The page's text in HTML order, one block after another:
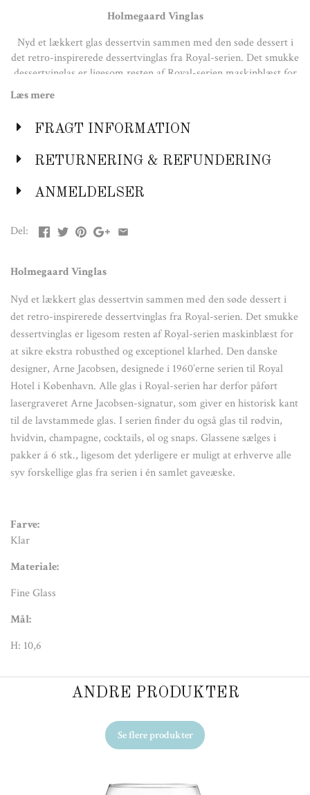
Holmegaard Vinglas
Nyd et lækkert glas dessertvin sammen med den søde dessert i
det retro-inspirerede dessertvinglas fra Royal-serien. Det smukke
dessertvinglas er ligesom resten af Royal-serien maskinblæst for
Hotel i København. Alle glas i Royal-serien har derfor påført
lasergraveret Arne Jacobsen-signatur, som giver en historisk kant
hvidvin, champagne, cocktails, øl og snaps. Glassene sælges i
syv forskellige glas fra serien i én samlet gaveæske.
Fine Glass
Mål:
H: 10,6
Læs mere
FRAGT INFORMATION
RETURNERING & REFUNDERING
ANMELDELSER
Del:
Holmegaard Vinglas
Nyd et lækkert glas dessertvin sammen med den søde dessert i
det retro-inspirerede dessertvinglas fra Royal-serien. Det smukke
dessertvinglas er ligesom resten af Royal-serien maskinblæst for
at sikre ekstra robusthed og exceptionel klarhed. Den danske
designer, Arne Jacobsen, designede i 1960’erne serien til Royal
Hotel i København. Alle glas i Royal-serien har derfor påført
lasergraveret Arne Jacobsen-signatur, som giver en historisk kant
til de lavstammede glas. I serien finder du også glas til rødvin,
hvidvin, champagne, cocktails, øl og snaps. Glassene sælges i
pakker á 6 stk., ligesom det yderligere er muligt at erhverve alle
syv forskellige glas fra serien i én samlet gaveæske.
Farve:
Klar
Materiale:
Fine Glass
Mål:
H: 10,6
ANDRE PRODUKTER
Se flere produkter